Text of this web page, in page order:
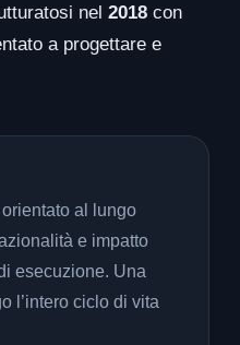
nel 2018 con
a progettare e
al lungo
e impatto
esecuzione. Una
l’intero ciclo di vita